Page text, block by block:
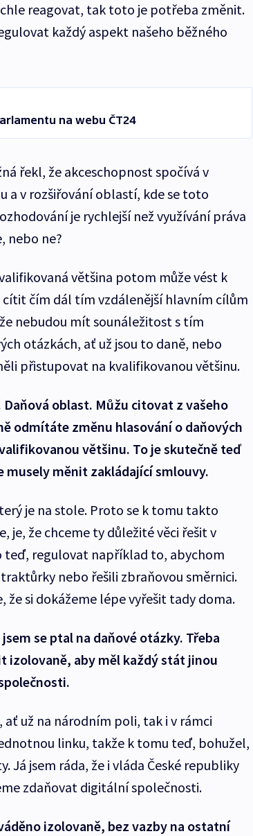
reagovat, tak toto je potřeba změnit.
každý aspekt našeho běžného
na webu ČT24
řekl, že akceschopnost spočívá v
a v rozšiřování oblastí, kde se toto
je rychlejší než využívání práva
nebo ne?
většina potom může vést k
čím dál tím vzdálenější hlavním cílům
nebudou mít sounáležitost s tím
otázkách, ať už jsou to daně, nebo
přistupovat na kvalifikovanou většinu.
oblast. Můžu citovat z vašeho
odmítáte změnu hlasování o daňových
většinu. To je skutečně teď
musely měnit zakládající smlouvy.
je na stole. Proto se k tomu takto
je, že chceme ty důležité věci řešit v
teď, regulovat například to, abychom
nebo řešili zbraňovou směrnici.
že si dokážeme lépe vyřešit tady doma.
se ptal na daňové otázky. Třeba
izolovaně, aby měl každý stát jinou
ať už na národním poli, tak i v rámci
linku, takže k tomu teď, bohužel,
Já jsem ráda, že i vláda České republiky
zdaňovat digitální společnosti.
izolovaně, bez vazby na ostatní